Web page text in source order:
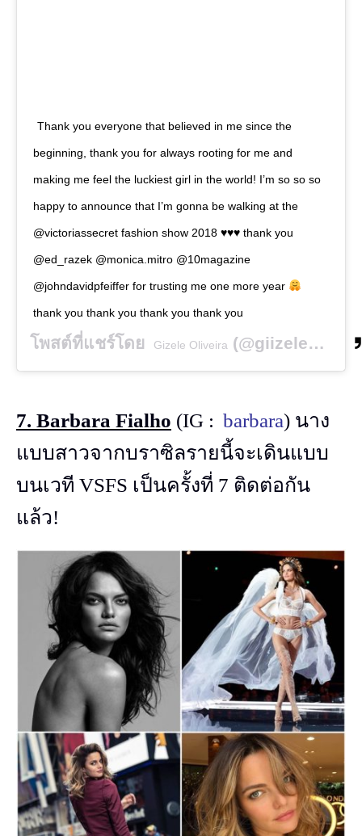
Thank you everyone that believed in me since the
beginning, thank you for always rooting for me and
making me feel the luckiest girl in the world! I’m so so so
happy to announce that I’m gonna be walking at the
@victoriassecret fashion show 2018 ♥️♥️♥️ thank you
@ed_razek @monica.mitro @10magazine
@johndavidpfeiffer for trusting me one more year
thank you thank you thank you thank you
โพสต์ที่แชร์โดย Gizele Oliveira (@giizeleoliveira) เมื่อ
7. Barbara Fialho (IG : barbara) นาง
แบบสาวจากบราซิลรายนี้จะเดินแบบ
บนเวที VSFS เป็นครั้งที่ 7 ติดต่อกัน
แล้ว!